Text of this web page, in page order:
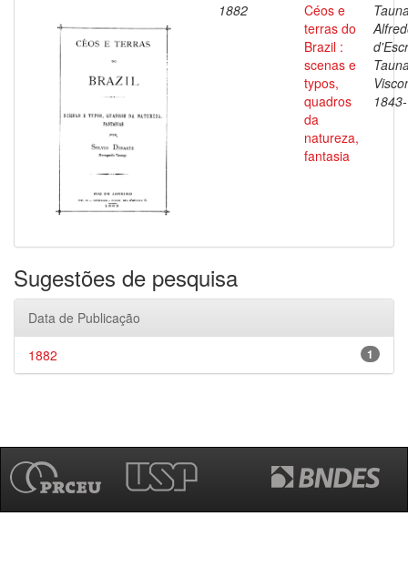
1882
Céos e
terras do
Brazil :
scenas e
typos,
quadros
da
natureza,
fantasia
Sugestões de pesquisa
Data de Publicação
1
1882